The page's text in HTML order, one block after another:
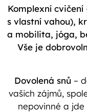
Komplexní cvičení
s vlastní vahou),
a mobilita, jóga,
Vše je
Dovolená snů –
vašich zájmů,
nepovinné a